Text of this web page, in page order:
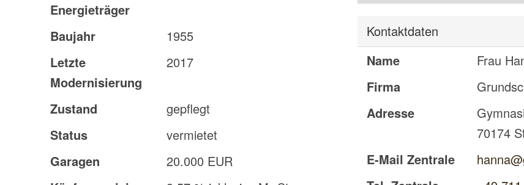
Kontaktdaten
Name
Frau
Firma
Adresse
70174
E-Mail Zentrale
Energieträger
Baujahr
1955
Letzte
Modernisierung
2017
Zustand
gepflegt
Status
vermietet
Garagen
20.000 EUR